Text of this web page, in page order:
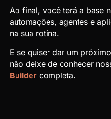
Ao final, você terá a base
automações, agentes e
na sua rotina.
E se quiser dar um
não deixe de conhecer
Builder completa.